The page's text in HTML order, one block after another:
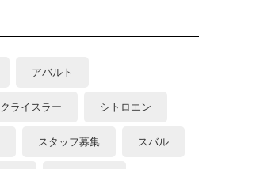
アバルト
クライスラー シトロエン
スタッフ募集 スバル